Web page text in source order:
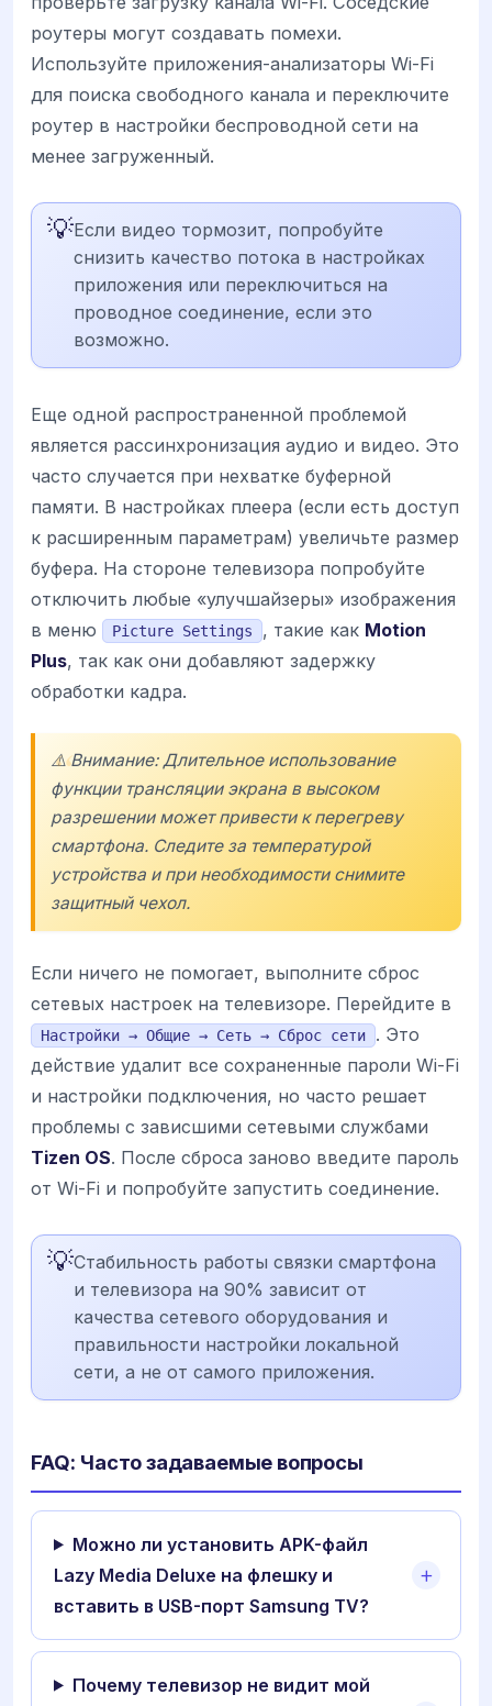
роутеры могут создавать помехи.
Используйте приложения-анализаторы Wi-Fi
для поиска свободного канала и переключите
роутер в настройки беспроводной сети на
менее загруженный.
💡Если видео тормозит, попробуйте
снизить качество потока в настройках
приложения или переключиться на
проводное соединение, если это
возможно.
Еще одной распространенной проблемой
является рассинхронизация аудио и видео. Это
часто случается при нехватке буферной
памяти. В настройках плеера (если есть доступ
к расширенным параметрам) увеличьте размер
буфера. На стороне телевизора попробуйте
отключить любые «улучшайзеры» изображения
в меню
Picture Settings , такие как Motion
Plus, так как они добавляют задержку
обработки кадра.
⚠️ Внимание: Длительное использование
функции трансляции экрана в высоком
разрешении может привести к перегреву
смартфона. Следите за температурой
устройства и при необходимости снимите
защитный чехол.
Если ничего не помогает, выполните сброс
сетевых настроек на телевизоре. Перейдите в
Настройки → Общие → Сеть → Сброс сети
. Это
действие удалит все сохраненные пароли Wi-Fi
и настройки подключения, но часто решает
проблемы с зависшими сетевыми службами
Tizen OS. После сброса заново введите пароль
от Wi-Fi и попробуйте запустить соединение.
💡Стабильность работы связки смартфона
и телевизора на 90% зависит от
качества сетевого оборудования и
правильности настройки локальной
сети, а не от самого приложения.
FAQ: Часто задаваемые вопросы
Можно ли установить APK-файл
Lazy Media Deluxe на флешку и
вставить в USB-порт Samsung TV?
Почему телевизор не видит мой